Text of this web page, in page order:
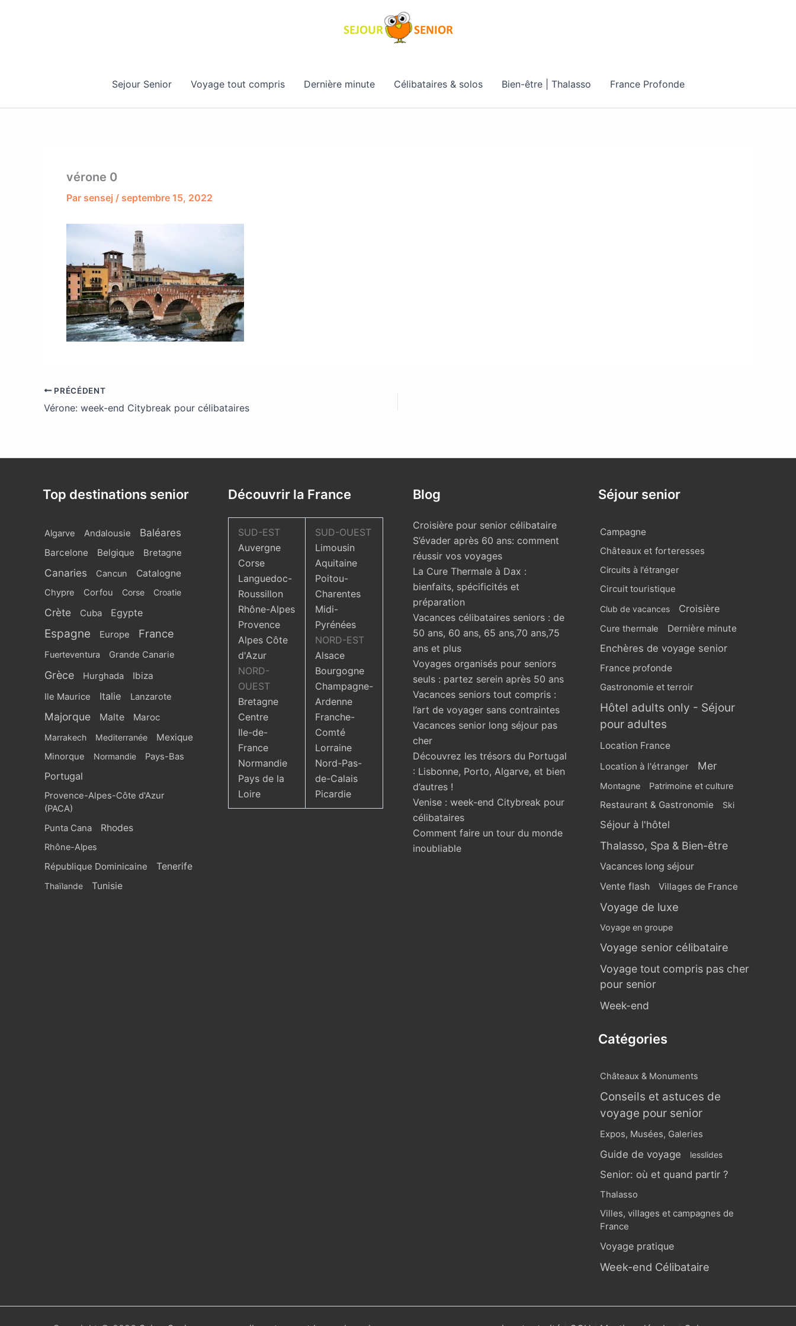
Sejour Senior Voyage tout compris Dernière minute Célibataires & solos Bien-être | Thalasso France Profonde
vérone 0
Par sensej / septembre 15, 2022
PRÉCÉDENT
Vérone: week-end Citybreak pour célibataires
Top destinations senior
Algarve Andalousie Baléares
Barcelone Belgique Bretagne
Canaries Cancun Catalogne
Chypre Corfou Corse Croatie
Crète Cuba Egypte
Espagne Europe France
Fuerteventura Grande Canarie
Grèce Hurghada Ibiza
Ile Maurice Italie Lanzarote
Majorque Malte Maroc
Marrakech Mediterranée Mexique
Minorque Normandie Pays-Bas
Portugal
Provence-Alpes-Côte d'Azur
(PACA)
Punta Cana
Rhodes
Rhône-Alpes
République Dominicaine Tenerife
Thaïlande Tunisie
Découvrir la France
SUD-EST
Auvergne
Corse
Languedoc-
Roussillon
Rhône-Alpes
Provence
Alpes Côte
d'Azur
NORD-
OUEST
Bretagne
Centre
Ile-de-
France
Normandie
Pays de la
Loire
SUD-OUEST
Limousin
Aquitaine
Poitou-
Charentes
Midi-
Pyrénées
NORD-EST
Alsace
Bourgogne
Champagne-
Ardenne
Franche-
Comté
Lorraine
Nord-Pas-
de-Calais
Picardie
Blog
Croisière pour senior célibataire
S’évader après 60 ans: comment
réussir vos voyages
La Cure Thermale à Dax :
bienfaits, spécificités et
préparation
Vacances célibataires seniors : de
50 ans, 60 ans, 65 ans,70 ans,75
ans et plus
Voyages organisés pour seniors
seuls : partez serein après 50 ans
Vacances seniors tout compris :
l’art de voyager sans contraintes
Vacances senior long séjour pas
cher
Découvrez les trésors du Portugal
: Lisbonne, Porto, Algarve, et bien
d’autres !
Venise : week-end Citybreak pour
célibataires
Comment faire un tour du monde
inoubliable
Séjour senior
Campagne
Châteaux et forteresses
Circuits à l'étranger
Circuit touristique
Club de vacances Croisière
Cure thermale Dernière minute
Enchères de voyage senior
France profonde
Gastronomie et terroir
Hôtel adults only - Séjour
pour adultes
Location France
Location à l'étranger
Mer
Montagne Patrimoine et culture
Restaurant & Gastronomie Ski
Séjour à l'hôtel
Thalasso, Spa & Bien-être
Vacances long séjour
Vente flash Villages de France
Voyage de luxe
Voyage en groupe
Voyage senior célibataire
Voyage tout compris pas cher
pour senior
Week-end
Catégories
Châteaux & Monuments
Conseils et astuces de
voyage pour senior
Expos, Musées, Galeries
Guide de voyage lesslides
Senior: où et quand partir ?
Thalasso
Villes, villages et campagnes de
France
Voyage pratique
Week-end Célibataire